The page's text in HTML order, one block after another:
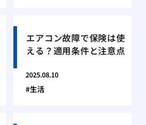
エアコン故障で保険は使
える？適用条件と注意点
2025.08.10
生活